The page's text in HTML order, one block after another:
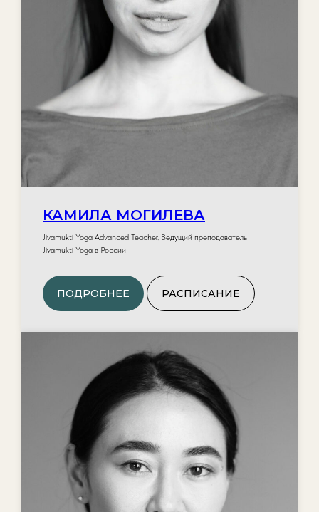
КАМИЛА МОГИЛЕВА
Jivamukti Yoga Advanced Teacher. Ведущий преподаватель
Jivamukti Yoga в России
ПОДРОБНЕЕ РАСПИСАНИЕ